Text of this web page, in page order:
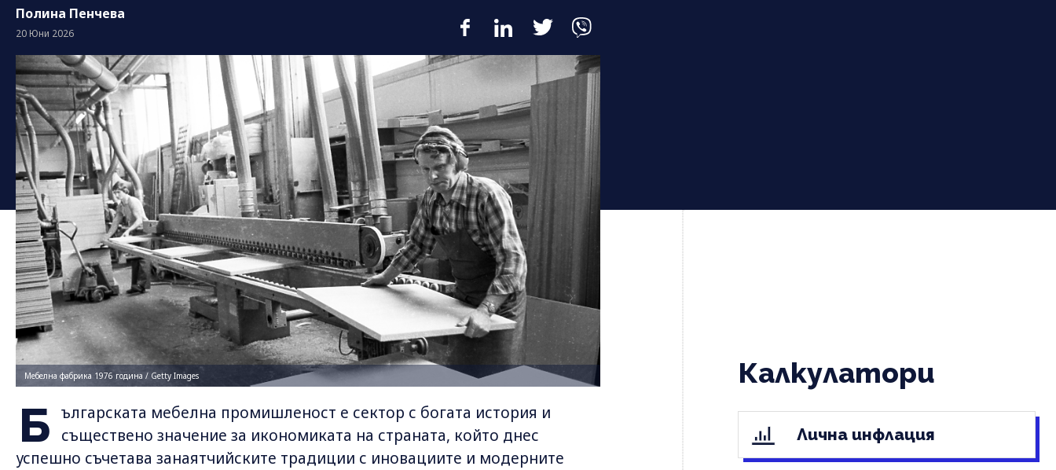
Полина Пенчева
20 Юни 2026
Мебелна фабрика 1976 година / Getty Images
Б ългарската мебелна промишленост е сектор с богата история и
съществено значение за икономиката на страната, който днес
успешно съчетава занаятчийските традиции с иновациите и модерните
Калкулатори
Лична инфлация